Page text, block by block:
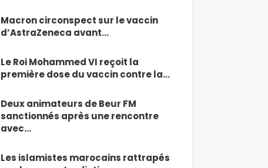
Macron circonspect sur le vaccin
d’AstraZeneca avant…
Le Roi Mohammed VI reçoit la
première dose du vaccin contre la…
Deux animateurs de Beur FM
sanctionnés après une rencontre
avec…
Les islamistes marocains rattrapés